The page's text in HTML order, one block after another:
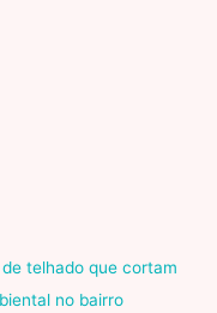
telhado que cortam
no bairro